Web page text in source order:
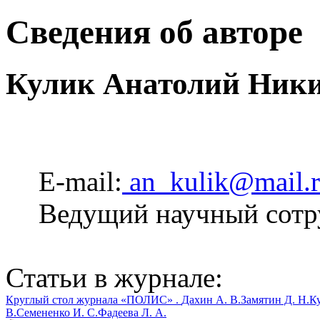
Сведения об авторе
Кулик Анатолий
E-mail:
Ведущий научный
Статьи в журнале:
Круглый стол журнала «ПОЛИС» . Дахин А. В.Замятин Д. Н.
В.Семененко И. С.Фадеева Л. А.